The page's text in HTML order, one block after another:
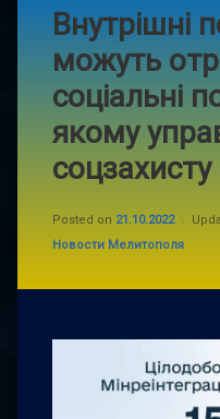
Внутрішні
можуть
соціальні
якому
соцзахисту
Posted on 21.10.2022
Categories:
Новости Мелитополя